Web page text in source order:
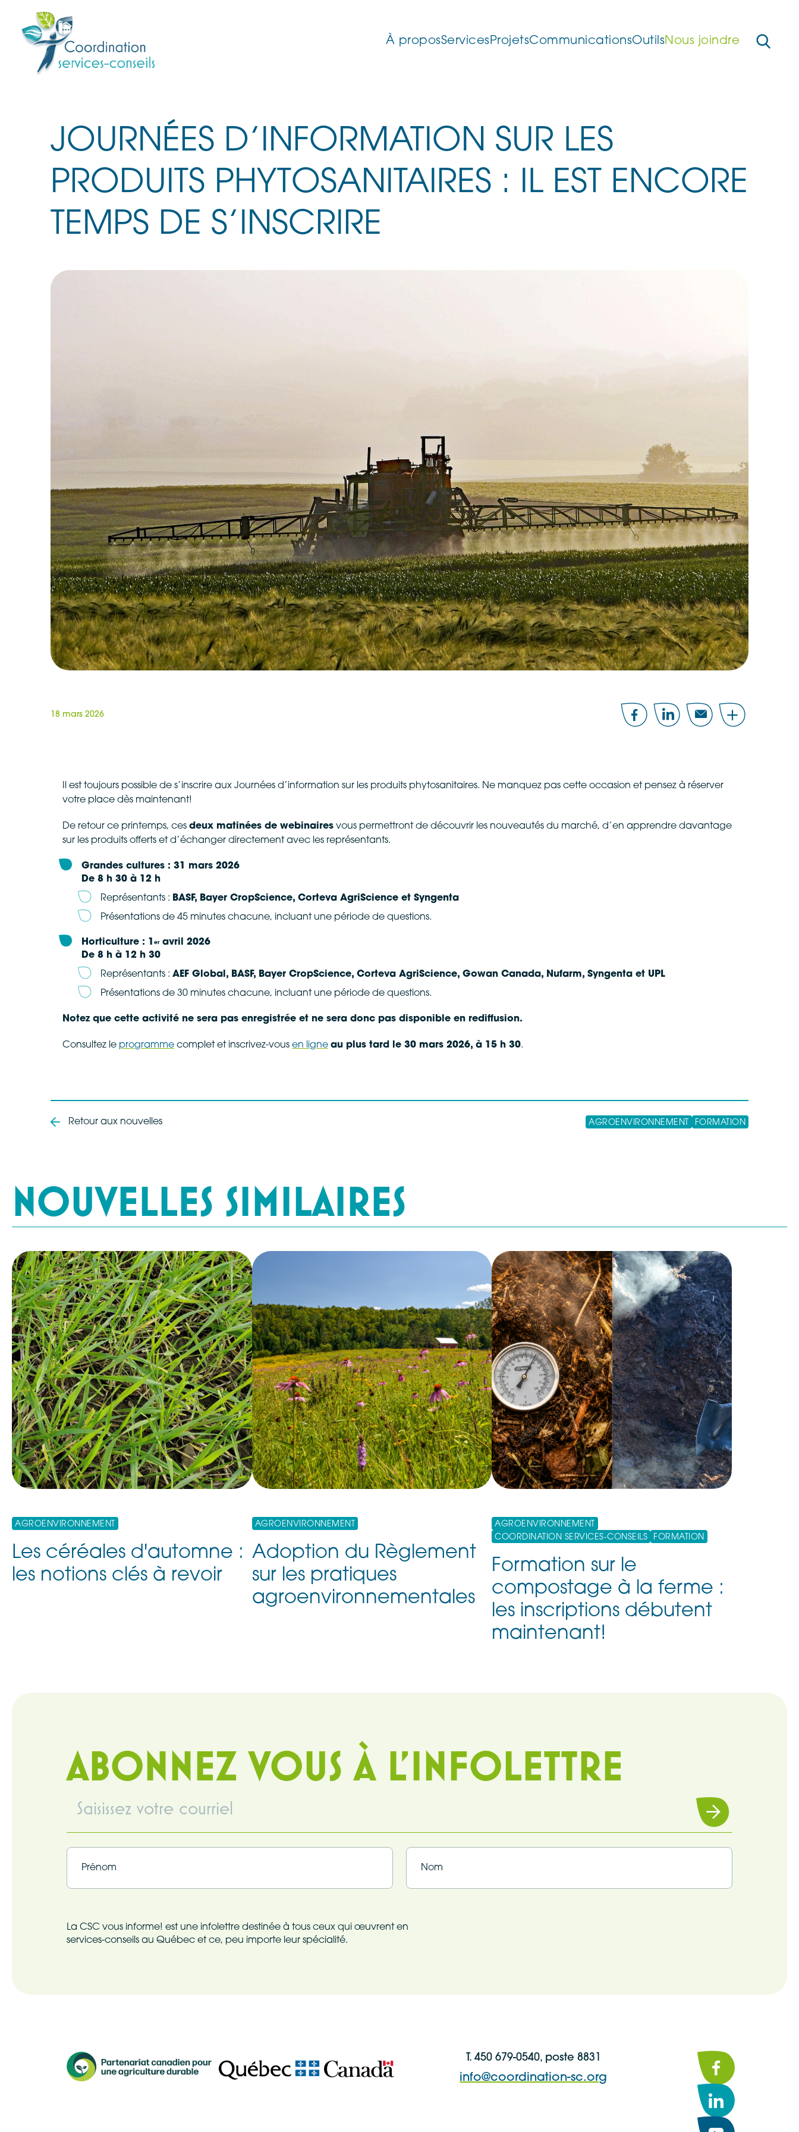
À proposServicesProjetsCommunicationsOutilsNous joindre
JOURNÉES D’INFORMATION SUR LES
PRODUITS PHYTOSANITAIRES : IL EST ENCORE
TEMPS DE S’INSCRIRE
18 mars 2026 FacebookLinkedInEmail Share
Il est toujours possible de s’inscrire aux Journées d’information sur les produits phytosanitaires. Ne manquez pas cette occasion et pensez à réserver
votre place dès maintenant!
De retour ce printemps, ces deux matinées de webinaires vous permettront de découvrir les nouveautés du marché, d’en apprendre davantage
sur les produits offerts et d’échanger directement avec les représentants.
Grandes cultures : 31 mars 2026
De 8 h 30 à 12 h
Représentants : BASF, Bayer CropScience, Corteva AgriScience et Syngenta
Présentations de 45 minutes chacune, incluant une période de questions.
Horticulture : 1 eravril 2026
De 8 h à 12 h 30
Représentants : AEF Global, BASF, Bayer CropScience, Corteva AgriScience, Gowan Canada, Nufarm, Syngenta et UPL
Présentations de 30 minutes chacune, incluant une période de questions.
Notez que cette activité ne sera pas enregistrée et ne sera donc pas disponible en rediffusion.
Consultez le programme complet et inscrivez-vous en ligne au plus tard le 30 mars 2026, à 15 h 30.
Retour aux nouvelles AGROENVIRONNEMENT FORMATION
NOUVELLES SIMILAIRES
AGROENVIRONNEMENT
Les céréales d'automne :
les notions clés à revoir
AGROENVIRONNEMENT
Adoption du Règlement
sur les pratiques
agroenvironnementales
AGROENVIRONNEMENT
COORDINATION SERVICES-CONSEILS
FORMATION
Formation sur le
compostage à la ferme :
les inscriptions débutent
maintenant!
ABONNEZ VOUS À L'INFOLETTRE
Infolettre
Infolettre
Souscrire
La CSC vous informe! est une infolettre destinée à tous ceux qui œuvrent en
services-conseils au Québec et ce, peu importe leur spécialité.
T. 450 679-0540, poste 8831
info@coordination-sc.org Facebook
LinkedIn